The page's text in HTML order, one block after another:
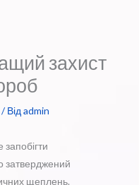
захист
/ Відadmin
затверджений
щеплень.